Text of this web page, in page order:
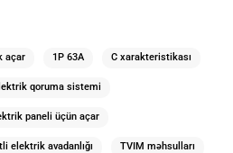
açar 1P 63A C xarakteristikası
qoruma sistemi
paneli üçün açar
elektrik avadanlığı TVIM məhsulları